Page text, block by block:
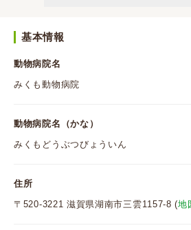
基本情報
動物病院名
みくも動物病院
動物病院名（かな）
みくもどうぶつびょういん
住所
〒520-3221 滋賀県湖南市三雲1157-8 (地